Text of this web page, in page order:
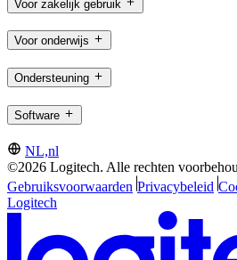
Voor zakelijk gebruik
Voor onderwijs
Ondersteuning
Software
NL,nl
©2026 Logitech. Alle rechten
Gebruiksvoorwaarden Privacybeleid
Logitech